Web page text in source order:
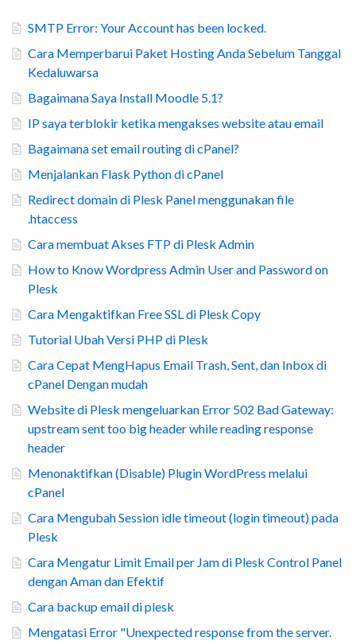
SMTP Error: Your Account has been locked.
Cara Memperbarui Paket Hosting Anda Sebelum Tanggal
Kedaluwarsa
Bagaimana Saya Install Moodle 5.1?
IP saya terblokir ketika mengakses website atau email
Bagaimana set email routing di cPanel?
Menjalankan Flask Python di cPanel
Redirect domain di Plesk Panel menggunakan file
.htaccess
Cara membuat Akses FTP di Plesk Admin
How to Know Wordpress Admin User and Password on
Plesk
Cara Mengaktifkan Free SSL di Plesk Copy
Tutorial Ubah Versi PHP di Plesk
Cara Cepat MengHapus Email Trash, Sent, dan Inbox di
cPanel Dengan mudah
Website di Plesk mengeluarkan Error 502 Bad Gateway:
upstream sent too big header while reading response
header
Menonaktifkan (Disable) Plugin WordPress melalui
cPanel
Cara Mengubah Session idle timeout (login timeout) pada
Plesk
Cara Mengatur Limit Email per Jam di Plesk Control Panel
dengan Aman dan Efektif
Cara backup email di plesk
Mengatasi Error "Unexpected response from the server.